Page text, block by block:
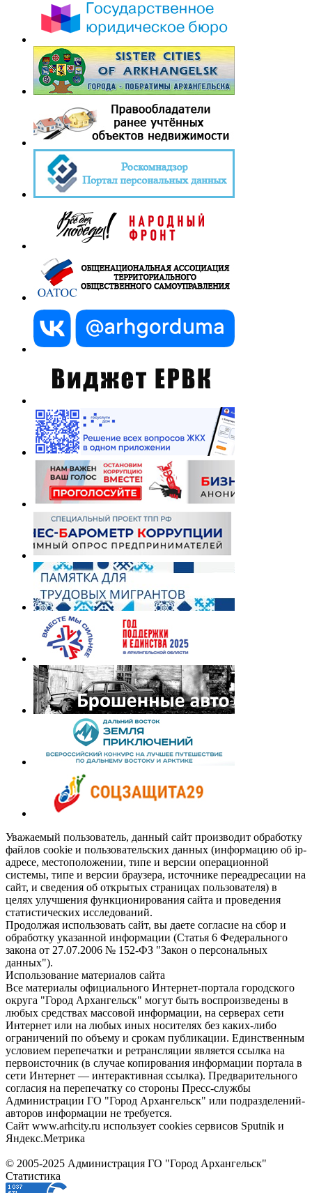
Уважаемый пользователь, данный сайт производит обработку
файлов cookie и пользовательских данных (информацию об ip-
адресе, местоположении, типе и версии операционной
системы, типе и версии браузера, источнике переадресации на
сайт, и сведения об открытых страницах пользователя) в
целях улучшения функционирования сайта и проведения
статистических исследований.
Продолжая использовать сайт, вы даете согласие на сбор и
обработку указанной информации (Статья 6 Федерального
закона от 27.07.2006 № 152-ФЗ "Закон о персональных
данных").
Использование материалов сайта
Все материалы официального Интернет-портала городского
округа "Город Архангельск" могут быть воспроизведены в
любых средствах массовой информации, на серверах сети
Интернет или на любых иных носителях без каких-либо
ограничений по объему и срокам публикации. Единственным
условием перепечатки и ретрансляции является ссылка на
первоисточник (в случае копирования информации портала в
сети Интернет — интерактивная ссылка). Предварительного
согласия на перепечатку со стороны Пресс-службы
Администрации ГО "Город Архангельск" или подразделений-
авторов информации не требуется.
Сайт www.arhcity.ru использует cookies сервисов Sputnik и
Яндекс.Метрика
© 2005-2025 Администрация ГО "Город Архангельск"
Статистика